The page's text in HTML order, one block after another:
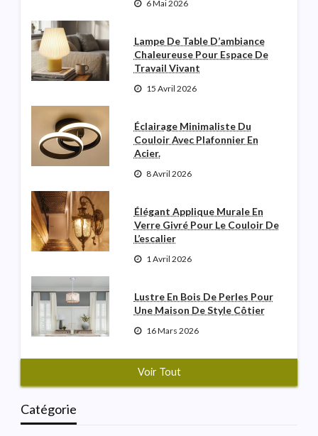
6 Mai 2026
Lampe De Table D’ambiance
Chaleureuse Pour Espace De
Travail Vivant
15 Avril 2026
Éclairage Minimaliste Du
Couloir Avec Plafonnier En
Acier.
8 Avril 2026
Élégant Applique Murale En
Verre Givré Pour Le Couloir De
L’escalier
1 Avril 2026
Lustre En Bois De Perles Pour
Une Maison De Style Côtier
16 Mars 2026
Voir Tout
Catégorie